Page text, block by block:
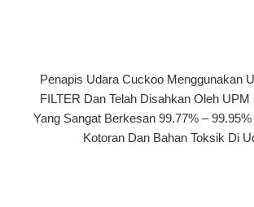
Penapis Udara Cuckoo Menggunakan
FILTER Dan Telah Disahkan Oleh UPM
Yang Sangat Berkesan 99.77% –
Kotoran Dan Bahan Toksik Di